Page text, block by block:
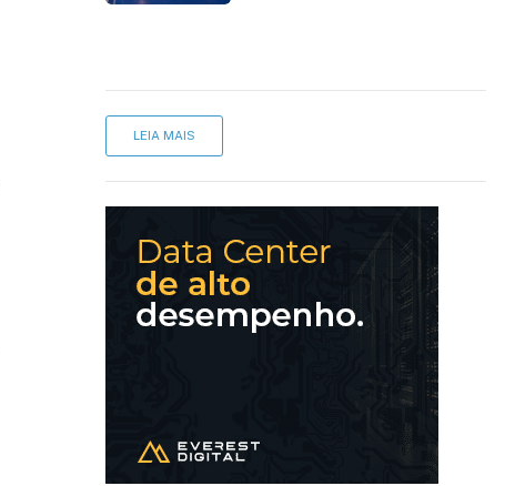
LEIA MAIS